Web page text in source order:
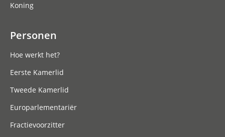
Koning
Personen
Hoe werkt het?
Eerste Kamerlid
Tweede Kamerlid
Europarlementariër
Fractievoorzitter